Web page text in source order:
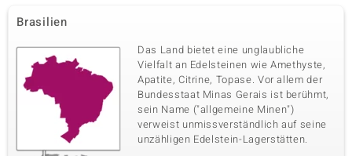
Brasilien
Das Land bietet eine unglaubliche
Vielfalt an Edelsteinen wie Amethyste,
Apatite, Citrine, Topase. Vor allem der
Bundesstaat Minas Gerais ist berühmt,
sein Name ("allgemeine Minen")
verweist unmissverständlich auf seine
unzähligen Edelstein-Lagerstätten.